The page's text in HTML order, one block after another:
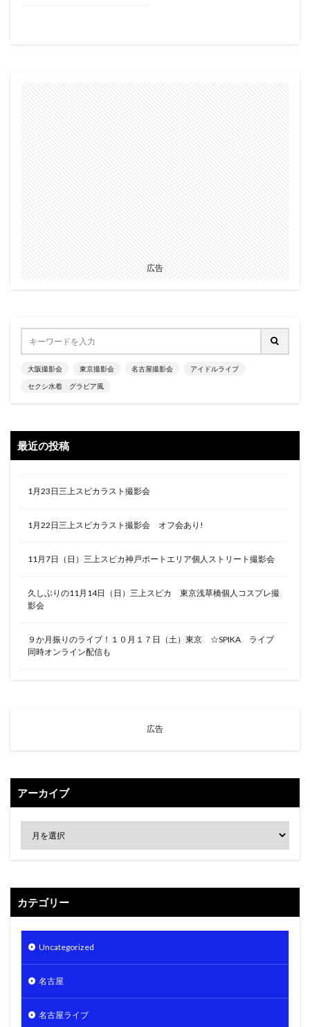
広告
大阪撮影会 東京撮影会 名古屋撮影会 アイドルライブ
セクシ水着 グラビア風
最近の投稿
1月23日三上スピカラスト撮影会
1月22日三上スピカラスト撮影会 オフ会あり!
11月7日（日）三上スピカ神戸ポートエリア個人ストリート撮影会
久しぶりの11月14日（日）三上スピカ 東京浅草橋個人コスプレ撮
影会
９か月振りのライブ！１０月１７日（土）東京 ☆SPIKA ライブ
同時オンライン配信も
広告
アーカイブ
カテゴリー
Uncategorized
名古屋
名古屋ライブ